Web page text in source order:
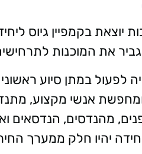
יוצאת בקמפיין גיוס
את המוכנות
לפעול במתן סיוע
ומחפשת אנשי מקצוע,
מהנדסים, הנדסאים
יהיו חלק ממערך